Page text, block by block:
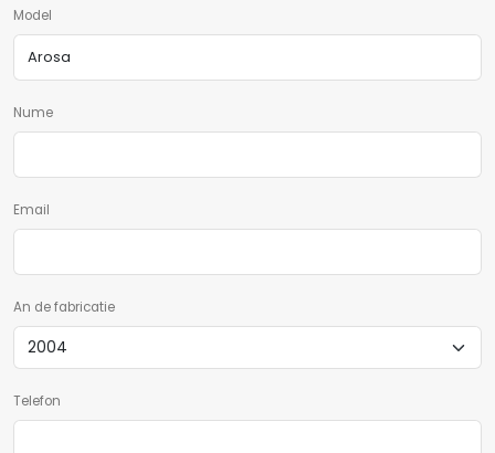
Model
Nume
Email
An de fabricatie
Telefon